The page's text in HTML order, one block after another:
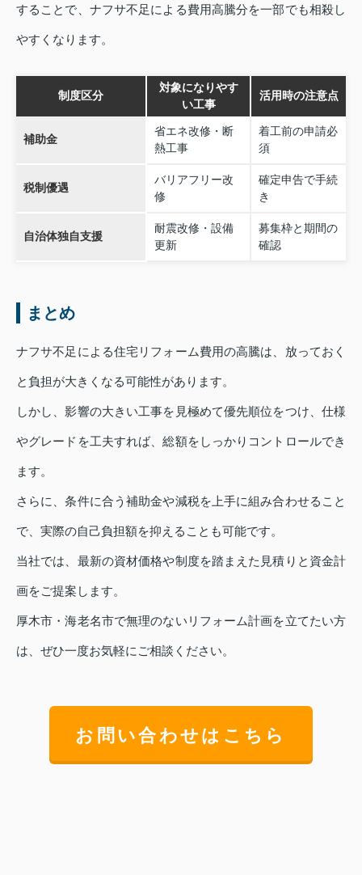
することで、ナフサ不足による費用高騰分を一部でも相殺し
やすくなります。
制度区分
対象になりやす
い工事
活用時の注意点
補助金
省エネ改修・断
熱工事
着工前の申請必
須
税制優遇
バリアフリー改
修
確定申告で手続
き
自治体独自支援
耐震改修・設備
更新
募集枠と期間の
確認
まとめ
ナフサ不足による住宅リフォーム費用の高騰は、放っておく
と負担が大きくなる可能性があります。
しかし、影響の大きい工事を見極めて優先順位をつけ、仕様
やグレードを工夫すれば、総額をしっかりコントロールでき
ます。
さらに、条件に合う補助金や減税を上手に組み合わせること
で、実際の自己負担額を抑えることも可能です。
当社では、最新の資材価格や制度を踏まえた見積りと資金計
画をご提案します。
厚木市・海老名市で無理のないリフォーム計画を立てたい方
は、ぜひ一度お気軽にご相談ください。
お問い合わせはこちら